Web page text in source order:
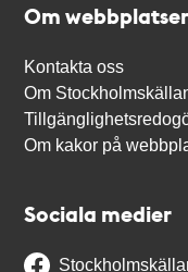
Om
Kontakta oss
Om
Om kakor på
Sociala medier